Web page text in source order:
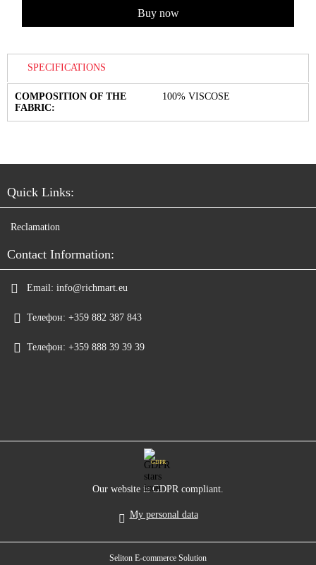
SPECIFICATIONS
COMPOSITION OF THE
FABRIC:
100% VISCOSE
Quick Links:
Reclamation
Contact Information:
Email: info@richmart.eu
Телефон: +359 882 387 843
Телефон: +359 888 39 39 39
GDPR
Our website is GDPR compliant.
My personal data
Seliton E-commerce Solution